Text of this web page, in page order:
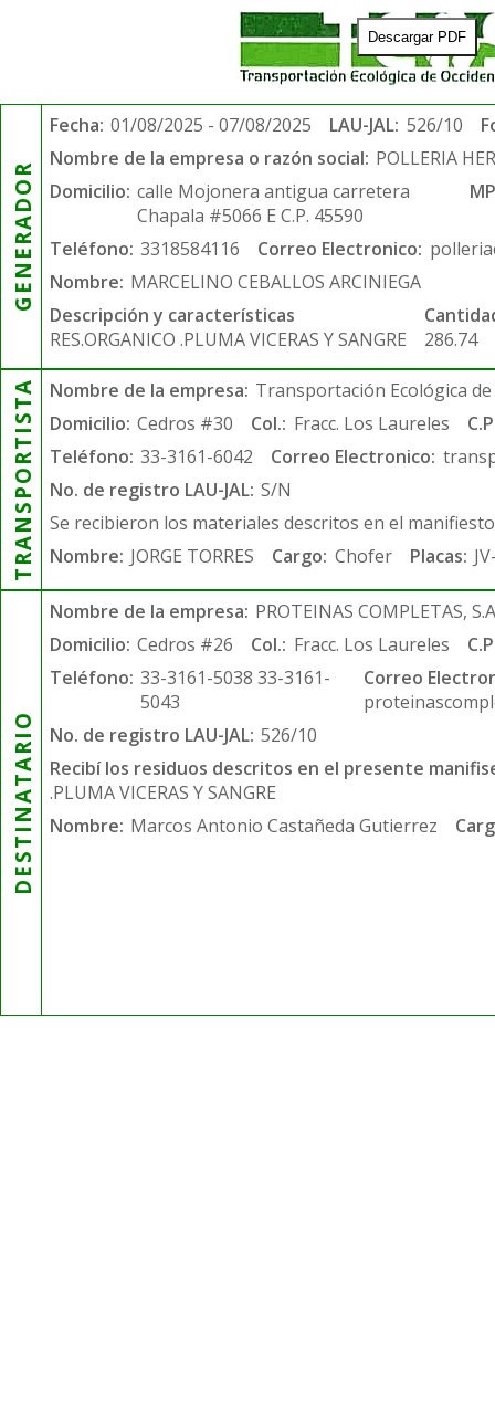
Descargar PDF
GENERADOR
Fecha: 01/08/2025 - 07/08/2025 LAU-JAL: 526/10
Nombre de la empresa o razón social: POLLERIA
Domicilio: calle Mojonera antigua carretera
Chapala #5066 E C.P. 45590
Teléfono: 3318584116 Correo Electronico:
Nombre: MARCELINO CEBALLOS ARCINIEGA
Descripción y características
RES.ORGANICO .PLUMA VICERAS Y SANGRE
286.74
TRANSPORTISTA Nombre de la empresa: Transportación Ecológica de
Domicilio: Cedros #30 Col.: Fracc. Los Laureles
Teléfono: 33-3161-6042 Correo Electronico:
No. de registro LAU-JAL: S/N
Se recibieron los materiales descritos en el
Nombre: JORGE TORRES Cargo: Chofer Placas:
DESTINATARIO
Nombre de la empresa: PROTEINAS COMPLETAS,
Domicilio: Cedros #26 Col.: Fracc. Los Laureles
Teléfono: 33-3161-5038 33-3161-
5043
Correo
No. de registro LAU-JAL: 526/10
Recibí los residuos descritos en el presente
.PLUMA VICERAS Y SANGRE
Nombre: Marcos Antonio Castañeda Gutierrez